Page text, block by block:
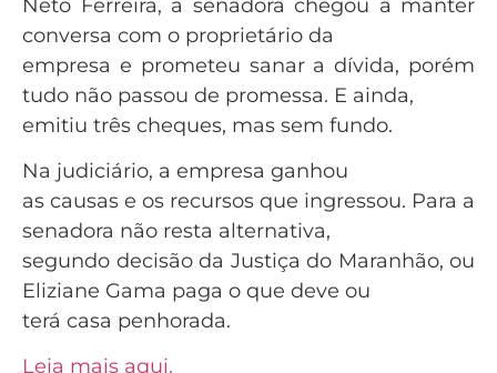
Neto Ferreira, a senadora chegou a manter
conversa com o proprietário da
empresa e prometeu sanar a dívida, porém
tudo não passou de promessa. E ainda,
emitiu três cheques, mas sem fundo.
Na judiciário, a empresa ganhou
as causas e os recursos que ingressou. Para a
senadora não resta alternativa,
segundo decisão da Justiça do Maranhão, ou
Eliziane Gama paga o que deve ou
terá casa penhorada.
Leia mais aqui.